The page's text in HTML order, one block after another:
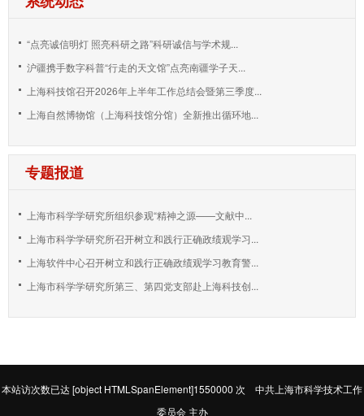
“点亮诚信明灯 照亮科研之路”科研诚信与学术规...
沪疆携手数字科普“行走的天文馆”点亮南疆学子天...
上海科技馆召开2026年上半年工作总结会暨第三季度...
上海自然博物馆（上海科技馆分馆）全新推出循环地...
专题报道
上海市科学学研究所组织参观“精神之源——文献中...
上海市科学学研究所召开树立和践行正确政绩观学习...
上海软件中心召开树立和践行正确政绩观学习教育警...
上海市科学学研究所第三、第四党支部赴上海科技创...
本站访次数已达[object HTMLSpanElement]1550000 次 中共上海市科学技术工作
委员会 主办